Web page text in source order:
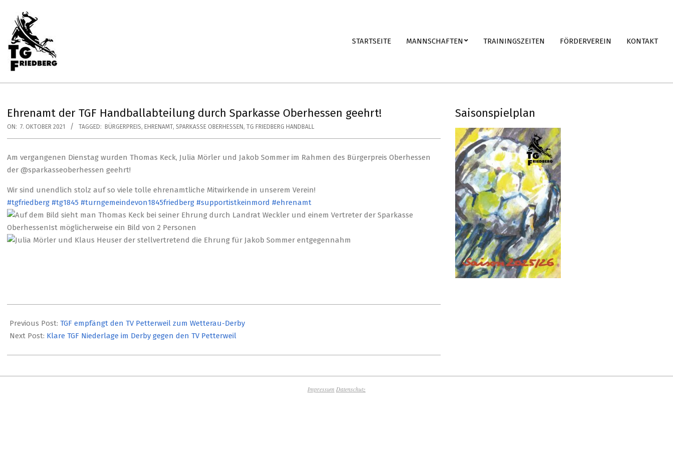
content
TG
HANDBALL
STARTSEITE MANNSCHAFTEN TRAININGSZEITEN FÖRDERVEREIN KONTAKT
Ehrenamt der TGF Handballabteilung durch Sparkasse Oberhessen geehrt!
ON: 7. OKTOBER 2021 TAGGED: BÜRGERPREIS, EHRENAMT, SPARKASSE OBERHESSEN , TG FRIEDBERG HANDBALL
Am vergangenen Dienstag wurden Thomas Keck, Julia Mörler und Jakob Sommer im Rahmen des Bürgerpreis Oberhessen
der @sparkasseoberhessen geehrt!
Wir sind unendlich stolz auf so viele tolle ehrenamtliche Mitwirkende in unserem Verein!
#tgfriedberg #tg1845 #turngemeindevon1845friedberg #supportistkeinmord #ehrenamt
10-
07
Previous Post: TGF empfängt den TV Petterweil zum Wetterau-Derby
Next Post: Klare TGF Niederlage im Derby gegen den TV Petterweil
Saisonspielplan
Impressum Datenschutz